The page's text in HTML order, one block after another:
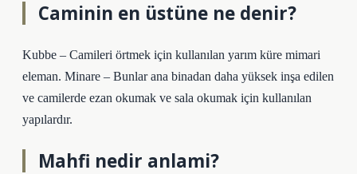
Caminin en üstüne ne denir?
Kubbe – Camileri örtmek için kullanılan yarım küre mimari
eleman. Minare – Bunlar ana binadan daha yüksek inşa edilen
ve camilerde ezan okumak ve sala okumak için kullanılan
yapılardır.
Mahfi nedir anlami?